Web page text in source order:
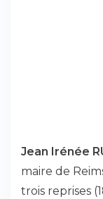
Jean Irénée
maire de
trois reprises